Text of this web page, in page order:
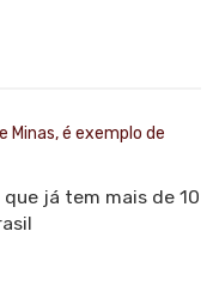
já tem mais de 10